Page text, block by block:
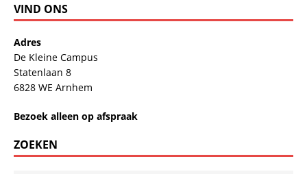
VIND ONS
Adres
De Kleine Campus
Statenlaan 8
6828 WE Arnhem
Bezoek alleen op afspraak
ZOEKEN